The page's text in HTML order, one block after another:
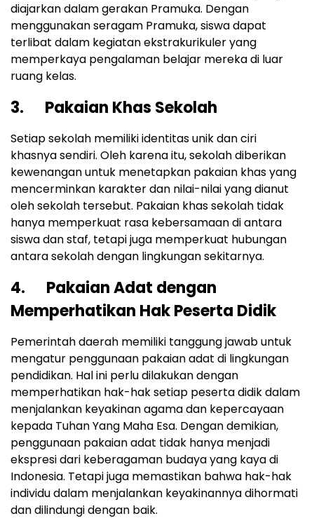
diajarkan dalam gerakan Pramuka. Dengan
menggunakan seragam Pramuka, siswa dapat
terlibat dalam kegiatan ekstrakurikuler yang
memperkaya pengalaman belajar mereka di luar
ruang kelas.
3. Pakaian Khas Sekolah
Setiap sekolah memiliki identitas unik dan ciri
khasnya sendiri. Oleh karena itu, sekolah diberikan
kewenangan untuk menetapkan pakaian khas yang
mencerminkan karakter dan nilai-nilai yang dianut
oleh sekolah tersebut. Pakaian khas sekolah tidak
hanya memperkuat rasa kebersamaan di antara
siswa dan staf, tetapi juga memperkuat hubungan
antara sekolah dengan lingkungan sekitarnya.
4. Pakaian Adat dengan
Memperhatikan Hak Peserta Didik
Pemerintah daerah memiliki tanggung jawab untuk
mengatur penggunaan pakaian adat di lingkungan
pendidikan. Hal ini perlu dilakukan dengan
memperhatikan hak-hak setiap peserta didik dalam
menjalankan keyakinan agama dan kepercayaan
kepada Tuhan Yang Maha Esa. Dengan demikian,
penggunaan pakaian adat tidak hanya menjadi
ekspresi dari keberagaman budaya yang kaya di
Indonesia. Tetapi juga memastikan bahwa hak-hak
individu dalam menjalankan keyakinannya dihormati
dan dilindungi dengan baik.